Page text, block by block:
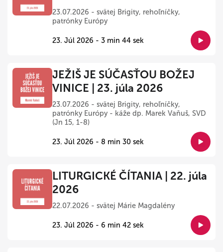
23.07.2026 - svätej Brigity, rehoľníčky,
patrónky Európy
23. Júl 2026 - 3 min 44 sek
JEŽIŠ JE SÚČASŤOU BOŽEJ
VINICE | 23. júla 2026
23.07.2026 - svätej Brigity, rehoľníčky,
patrónky Európy - káže dp. Marek Vaňuš, SVD
(Jn 15, 1-8)
23. Júl 2026 - 8 min 30 sek
LITURGICKÉ ČÍTANIA | 22. júla
2026
22.07.2026 - svätej Márie Magdalény
23. Júl 2026 - 6 min 42 sek